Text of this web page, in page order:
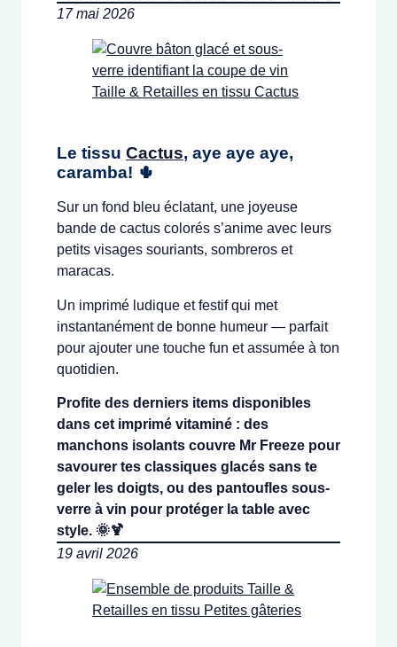
17 mai 2026
Le tissu Cactus, aye aye aye,
caramba! 🌵
Sur un fond bleu éclatant, une joyeuse
bande de cactus colorés s’anime avec leurs
petits visages souriants, sombreros et
maracas.
Un imprimé ludique et festif qui met
instantanément de bonne humeur — parfait
pour ajouter une touche fun et assumée à ton
quotidien.
Profite des derniers items disponibles
dans cet imprimé vitaminé : des
manchons isolants couvre Mr Freeze pour
savourer tes classiques glacés sans te
geler les doigts, ou des pantoufles sous-
verre à vin pour protéger la table avec
style. 🌞🍹
19 avril 2026